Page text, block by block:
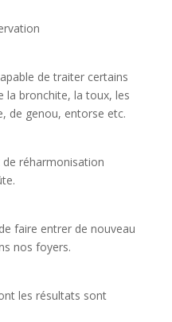
de traiter certains
la bronchite, la toux, les
de genou, entorse etc.
réharmonisation
faire entrer de nouveau
nos foyers.
les résultats sont